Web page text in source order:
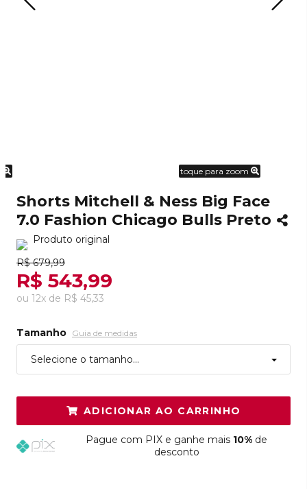
toque para zoom
Shorts Mitchell & Ness Big Face
7.0 Fashion Chicago Bulls Preto
Produto original
R$ 679,99
R$ 543,99
ou 12x de R$ 45,33
Tamanho Guia de medidas
Selecione o tamanho...
ADICIONAR AO CARRINHO
Pague com PIX e ganhe mais 10% de
desconto